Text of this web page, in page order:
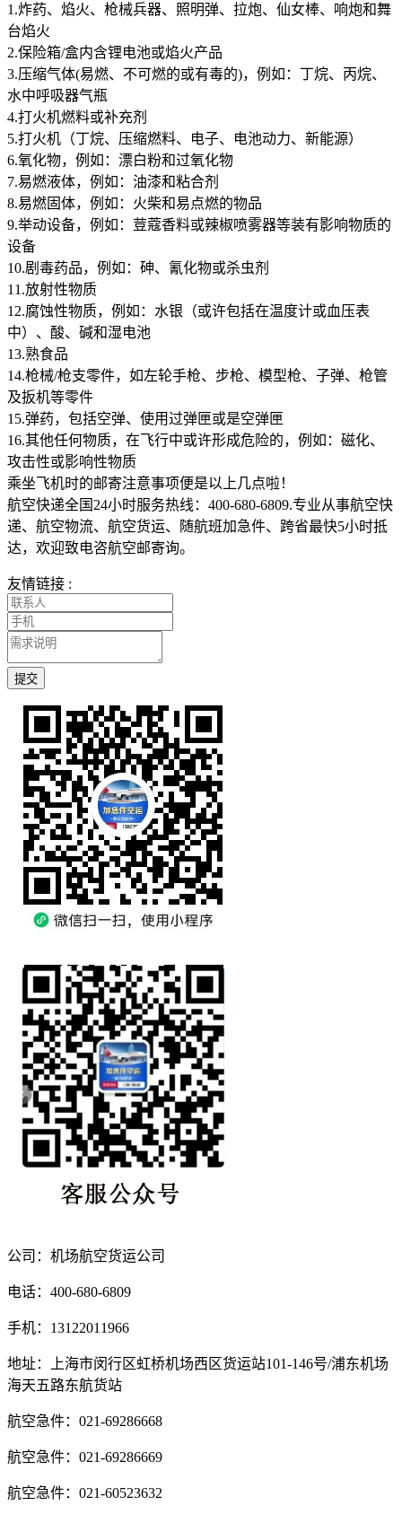
1.炸药、焰火、枪械兵器、照明弹、拉炮、仙女棒、响炮和舞
台焰火
2.保险箱/盒内含锂电池或焰火产品
3.压缩气体(易燃、不可燃的或有毒的)，例如：丁烷、丙烷、
水中呼吸器气瓶
4.打火机燃料或补充剂
5.打火机（丁烷、压缩燃料、电子、电池动力、新能源）
6.氧化物，例如：漂白粉和过氧化物
7.易燃液体，例如：油漆和粘合剂
8.易燃固体，例如：火柴和易点燃的物品
9.举动设备，例如：荳蔻香料或辣椒喷雾器等装有影响物质的
设备
10.剧毒药品，例如：砷、氰化物或杀虫剂
11.放射性物质
12.腐蚀性物质，例如：水银（或许包括在温度计或血压表
中）、酸、碱和湿电池
13.熟食品
14.枪械/枪支零件，如左轮手枪、步枪、模型枪、子弹、枪管
及扳机等零件
15.弹药，包括空弹、使用过弹匣或是空弹匣
16.其他任何物质，在飞行中或许形成危险的，例如：磁化、
攻击性或影响性物质
乘坐飞机时的邮寄注意事项便是以上几点啦！
航空快递全国24小时服务热线：400-680-6809.专业从事航空快
递、航空物流、航空货运、随航班加急件、跨省最快5小时抵
达，欢迎致电咨航空邮寄询。
友情链接 :
提交
公司：机场航空货运公司
电话：400-680-6809
手机：13122011966
地址：上海市闵行区虹桥机场西区货运站101-146号/浦东机场
海天五路东航货站
航空急件：021-69286668
航空急件：021-69286669
航空急件：021-60523632